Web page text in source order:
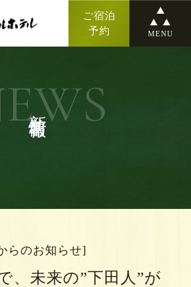
ご宿泊
予約
MENU
新着情報
らのお知らせ]
、未来の”下田人”が